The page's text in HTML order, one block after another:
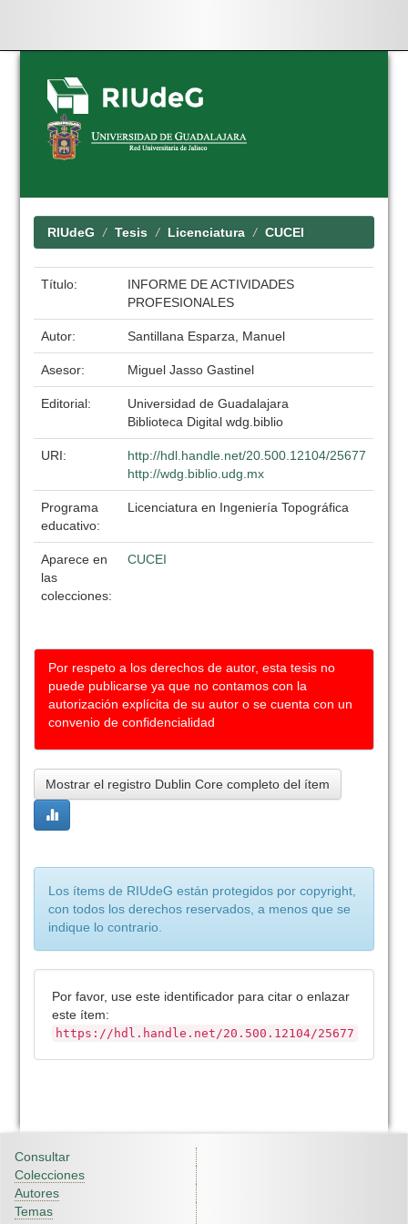
Skip
navigation
RIUdeG Tesis Licenciatura CUCEI
Título:
INFORME DE ACTIVIDADES
PROFESIONALES
Autor: Santillana Esparza, Manuel
Asesor: Miguel Jasso Gastinel
Editorial:
Universidad de Guadalajara
Biblioteca Digital wdg.biblio
URI:
http://hdl.handle.net/20.500.12104/25677
http://wdg.biblio.udg.mx
Programa
educativo:
Licenciatura en Ingeniería Topográfica
Aparece en
las
colecciones:
CUCEI
Por respeto a los derechos de autor, esta tesis no
puede publicarse ya que no contamos con la
autorización explícita de su autor o se cuenta con un
convenio de confidencialidad
Mostrar el registro Dublin Core completo del ítem
Los ítems de RIUdeG están protegidos por copyright,
con todos los derechos reservados, a menos que se
indique lo contrario.
Por favor, use este identificador para citar o enlazar
este ítem:
https://hdl.handle.net/20.500.12104/25677
Consultar
Colecciones
Autores
Temas